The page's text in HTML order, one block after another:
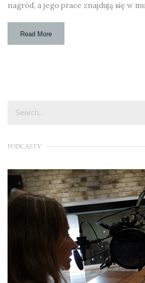
nagród, a jego prace znajdują się w
Read More
PODCASTY